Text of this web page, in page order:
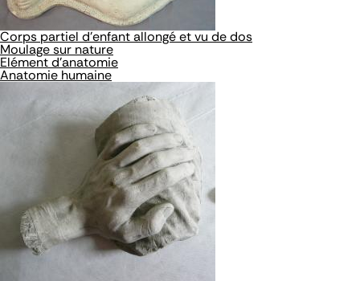
Corps partiel d'enfant allongé et vu de dos
Moulage sur nature
Elément d'anatomie
Anatomie humaine